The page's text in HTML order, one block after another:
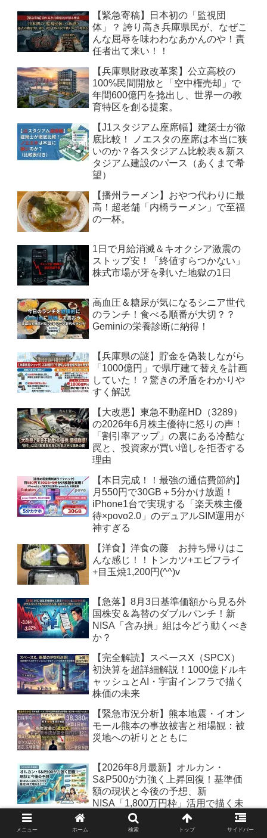
【緊急寄稿】日本初の「監視団
体」？ 誇り高き兵庫県民が、なぜこ
んな屈辱を味わわなあかんのや！責
任者出て来い！！
【兵庫県財政改革案】公立高校の
100%民間開放と「空中権売却」で
年間600億円を捻出し、世界一の教
育特区を創る提案。
【J1スタジアム座席幅】建築士が徹
底比較！ ノエスタの座席は本当に狭
いのか？各スタジアム比較表＆新ス
タジアム建設のパース（あくまで希
望）
【播州ラーメン】おやつ代わりに最
高！超老舗「内橋ラーメン」で至福
の一杯。
1日で月給消滅＆キオクシア激震の
ストップ安！「終値すらつかない」
株式市場が牙を剥いた地獄の1日
高血圧＆糖尿が気になるシニア世代
のランチ！食べる順番が大切？？
Geminiの栄養診断に納得！
【兵庫県の謎】貯金を偽装しながら
「1000億円」で県庁建て替えを計画
していた！？驚きの矛盾をわかりや
すく解説
【大改悪】東急不動産HD（3289）
の2026年6月株主優待に怒りの声！
「割引率アップ」の裏にある冷酷な
罠と、投資家が買い増しを拒否する
理由
【本日完成！！最強の通信費節約】
月550円で30GB＋5分かけ放題！
iPhone1台で実現する「楽天株主優
待×povo2.0」のデュアルSIM運用が
神すぎる
【洋食】洋食の藤 お持ち帰りはこ
んな感じ！！トンカツ+エビフライ
+目玉焼1,200円(^^)v
【急落】8月3日基準価額から見る外
国株安＆為替のダブルパンチ！新
NISA「含み損」組は今どう動くべき
か？
【完全解読】スペースX（SPCX）
初決算を超詳細解説！1000億ドルキ
ャッシュとAI・宇宙インフラで描く
株価の未来
【緊急市況分析】熊本地震・イオン
モール熊本の事故被害と相場観：被
災地への祈りとともに
【2026年8月最新】オルカン・
S&P500が力強く上昇回復！基準価
額の現状と今後の予想、新
NISA「1,800万円枠」活用で描く未
来予想図を徹底解説
【2026年最新決算解説】NTTが過去
メニュー ホーム 検索 トップ サイドバー